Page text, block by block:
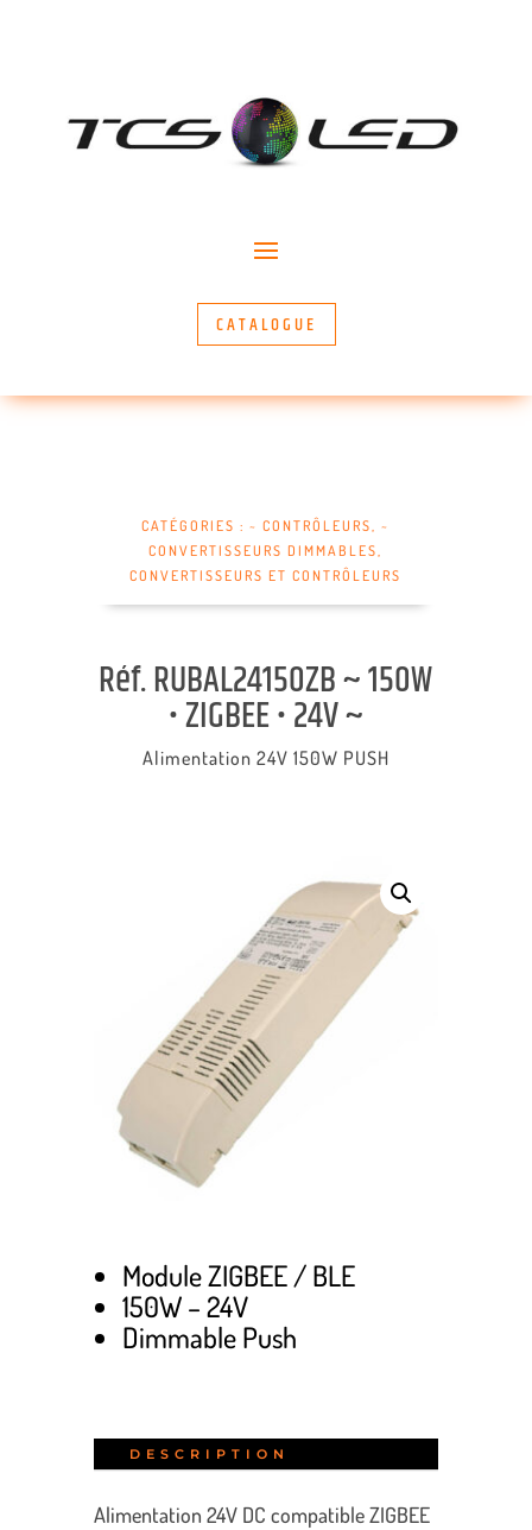
CATALOGUE
CATÉGORIES :~ CONTRÔLEURS,~
CONVERTISSEURS DIMMABLES,
CONVERTISSEURS ET CONTRÔLEURS
Réf. RUBAL24150ZB ~ 150W
• ZIGBEE • 24V ~
Alimentation 24V 150W PUSH
Module ZIGBEE / BLE
150W – 24V
Dimmable Push
DESCRIPTION
Alimentation 24V DC compatible ZIGBEE